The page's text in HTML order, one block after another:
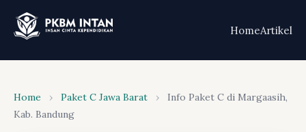
HomeArtikel
Home › Paket C Jawa Barat ›
Info Paket C di Margaasih,
Kab. Bandung